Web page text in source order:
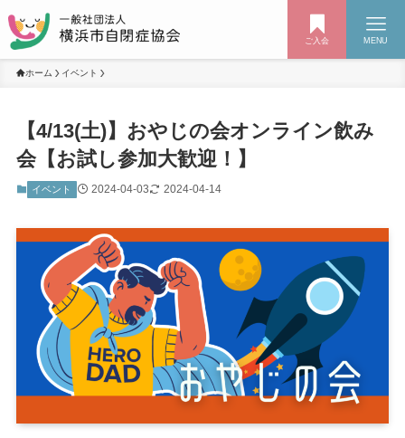
ご入会 MENU
ホーム イベント
【4/13(土)】おやじの会オンライン飲み
会【お試し参加大歓迎！】
イベント 2024-04-03 2024-04-14